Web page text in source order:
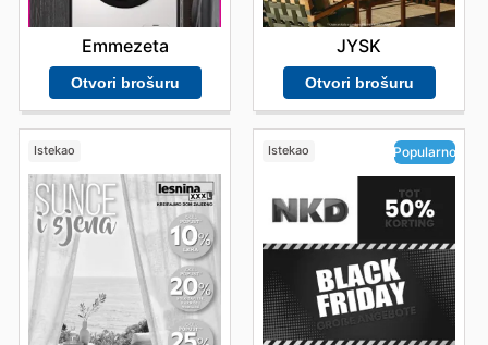
Emmezeta
Otvori brošuru
JYSK
Otvori brošuru
Istekao Istekao Popularno